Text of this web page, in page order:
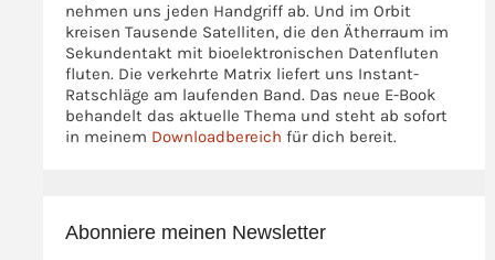
nehmen uns jeden Handgriff ab. Und im Orbit
kreisen Tausende Satelliten, die den Ätherraum im
Sekundentakt mit bioelektronischen Datenfluten
fluten. Die verkehrte Matrix liefert uns Instant-
Ratschläge am laufenden Band. Das neue E-Book
behandelt das aktuelle Thema und steht ab sofort
in meinem Downloadbereich für dich bereit.
Abonniere meinen Newsletter